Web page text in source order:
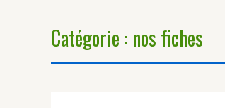
Catégorie : nos fiches